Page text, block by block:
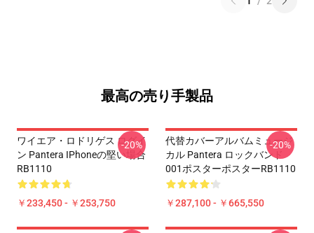
最高の売り手製品
ワイエア・ロドリゲス ログイ
ン Pantera IPhoneの堅い場合
RB1110
￥233,450 - ￥253,750
-20%
代替カバーアルバムミュージ
カル Pantera ロックバンド
001ポスターポスターRB1110
￥287,100 - ￥665,550
-20%